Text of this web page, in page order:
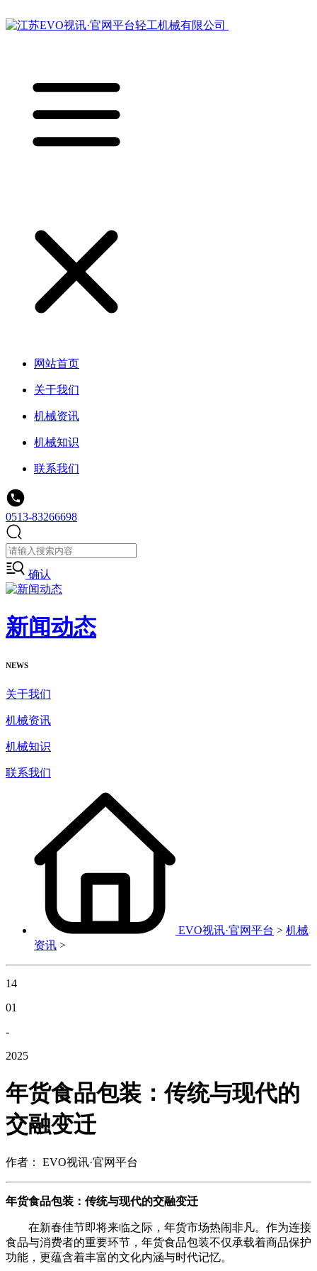
网站首页
关于我们
机械资讯
机械知识
联系我们
0513-83266698
确认
新闻动态
NEWS
关于我们
机械资讯
机械知识
联系我们
EVO视讯·官网平台 > 机械
资讯 >
14
01
-
2025
年货食品包装：传统与现代的
交融变迁
作者： EVO视讯·官网平台
年货食品包装：传统与现代的交融变迁
在新春佳节即将来临之际，年货市场热闹非凡。作为连接
食品与消费者的重要环节，年货食品包装不仅承载着商品保护
功能，更蕴含着丰富的文化内涵与时代记忆。